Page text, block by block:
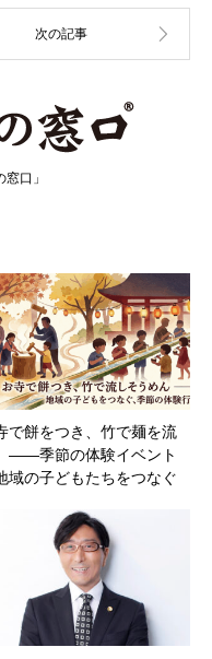
口」
で餅をつき、竹で麺を流
季節の体験イベント
域の子どもたちをつなぐ